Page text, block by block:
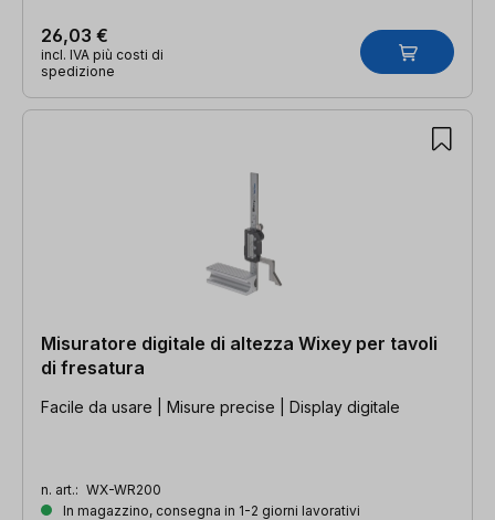
26,03 €
incl. IVA più costi di
spedizione
Misuratore digitale di altezza Wixey per tavoli
di fresatura
Facile da usare | Misure precise | Display digitale
n. art.: WX-WR200
In magazzino, consegna in 1-2 giorni lavorativi